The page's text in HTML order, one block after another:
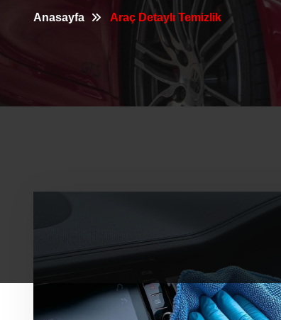
Anasayfa Araç Detaylı Temizlik